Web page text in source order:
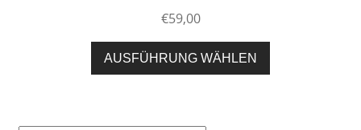
Produktseite
€59,00
AUSFÜHRUNG WÄHLEN
Produkt